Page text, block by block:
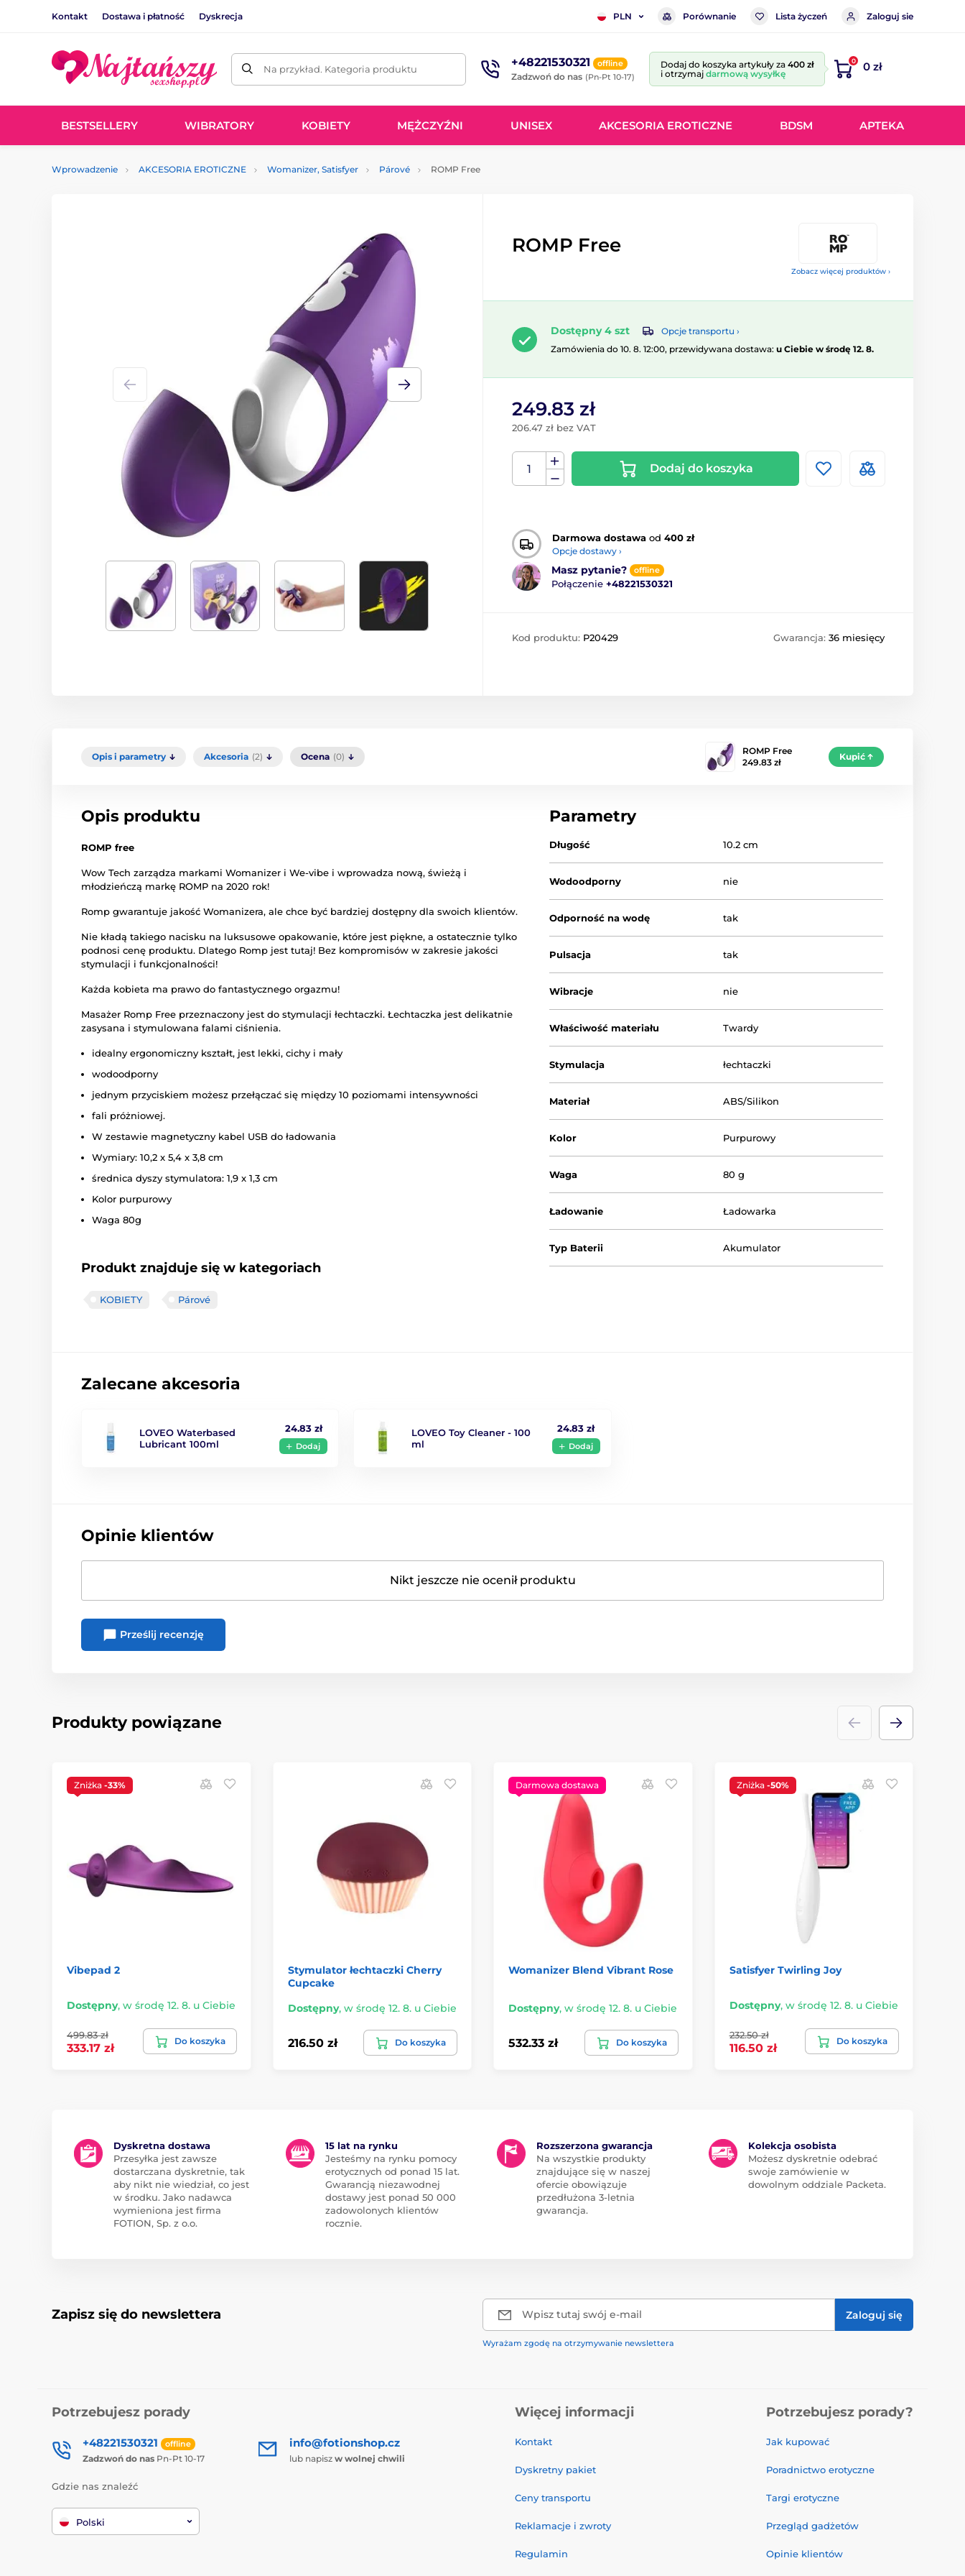
Kontakt Dostawa i płatność Dyskrecja PLN Porównanie Lista życzeń Zaloguj sie
Na przykład. Kategoria produktu +48221530321 offline
Zadzwoń do nas (Pn-Pt 10-17)
Dodaj do koszyka artykuły za 400 zł
i otrzymaj darmową wysyłkę
0 0 zł
BESTSELLERY WIBRATORY KOBIETY MĘŻCZYŹNI UNISEX AKCESORIA EROTICZNE BDSM APTEKA
Wprowadzenie AKCESORIA EROTICZNE Womanizer, Satisfyer Párové ROMP Free
Zobacz więcej produktów ›
ROMP Free
Dostępny 4 szt
Opcje transportu ›
Zamówienia do 10. 8. 12:00, przewidywana dostawa: u Ciebie w środę 12. 8.
249.83 zł
206.47 zł bez VAT
Dodaj do koszyka
Darmowa dostawa od 400 zł
Opcje dostawy ›
Masz pytanie? offline
Połączenie +48221530321
Kod produktu: P20429 Gwarancja: 36 miesięcy
Opis i parametry Akcesoria (2) Ocena (0)
ROMP Free
249.83 zł
Kupić
Opis produktu
ROMP free
Wow Tech zarządza markami Womanizer i We-vibe i wprowadza nową, świeżą i
młodzieńczą markę ROMP na 2020 rok!
Romp gwarantuje jakość Womanizera, ale chce być bardziej dostępny dla swoich klientów.
Nie kładą takiego nacisku na luksusowe opakowanie, które jest piękne, a ostatecznie tylko
podnosi cenę produktu. Dlatego Romp jest tutaj! Bez kompromisów w zakresie jakości
stymulacji i funkcjonalności!
Każda kobieta ma prawo do fantastycznego orgazmu!
Masażer Romp Free przeznaczony jest do stymulacji łechtaczki. Łechtaczka jest delikatnie
zasysana i stymulowana falami ciśnienia.
idealny ergonomiczny kształt, jest lekki, cichy i mały
wodoodporny
jednym przyciskiem możesz przełączać się między 10 poziomami intensywności
fali próżniowej.
W zestawie magnetyczny kabel USB do ładowania
Wymiary: 10,2 x 5,4 x 3,8 cm
średnica dyszy stymulatora: 1,9 x 1,3 cm
Kolor purpurowy
Waga 80g
Produkt znajduje się w kategoriach
KOBIETY Párové
Parametry
Długość 10.2 cm
Wodoodporny nie
Odporność na wodę tak
Pulsacja tak
Wibracje nie
Właściwość materiału Twardy
Stymulacja łechtaczki
Materiał ABS/Silikon
Kolor Purpurowy
Waga 80 g
Ładowanie Ładowarka
Typ Baterii Akumulator
Zalecane akcesoria
LOVEO Waterbased
Lubricant 100ml
24.83 zł
Dodaj
LOVEO Toy Cleaner - 100
ml
24.83 zł
Dodaj
Opinie klientów
Nikt jeszcze nie ocenił produktu
Prześlij recenzję
Produkty powiązane
Zniżka -33%
Vibepad 2
Dostępny, w środę 12. 8. u Ciebie
499.83 zł
333.17 zł
Do koszyka
Stymulator łechtaczki Cherry
Cupcake
Dostępny, w środę 12. 8. u Ciebie
216.50 zł Do koszyka
Darmowa dostawa
Womanizer Blend Vibrant Rose
Dostępny, w środę 12. 8. u Ciebie
532.33 zł Do koszyka
Zniżka -50%
Satisfyer Twirling Joy
Dostępny, w środę 12. 8. u Ciebie
232.50 zł
116.50 zł
Do koszyka
Dyskretna dostawa
Przesyłka jest zawsze
dostarczana dyskretnie, tak
aby nikt nie wiedział, co jest
w środku. Jako nadawca
wymieniona jest firma
FOTION, Sp. z o.o.
15 lat na rynku
Jesteśmy na rynku pomocy
erotycznych od ponad 15 lat.
Gwarancją niezawodnej
dostawy jest ponad 50 000
zadowolonych klientów
rocznie.
Rozszerzona gwarancja
Na wszystkie produkty
znajdujące się w naszej
ofercie obowiązuje
przedłużona 3-letnia
gwarancja.
Kolekcja osobista
Możesz dyskretnie odebrać
swoje zamówienie w
dowolnym oddziale Packeta.
Zapisz się do newslettera Wpisz tutaj swój e-mail Zaloguj się
Wyrażam zgodę na otrzymywanie newslettera
Potrzebujesz porady
+48221530321 offline
Zadzwoń do nas Pn-Pt 10-17
info@fotionshop.cz
lub napisz w wolnej chwili
Gdzie nas znaleźć
Polski
Więcej informacji
Kontakt
Dyskretny pakiet
Ceny transportu
Reklamacje i zwroty
Regulamin
Potrzebujesz porady?
Jak kupować
Poradnictwo erotyczne
Targi erotyczne
Przegląd gadżetów
Opinie klientów